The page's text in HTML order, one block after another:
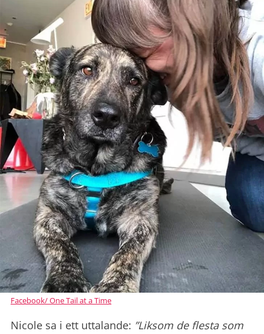
Facebook/ One Tail at a Time
Nicole sa i ett uttalande: ”Liksom de flesta som